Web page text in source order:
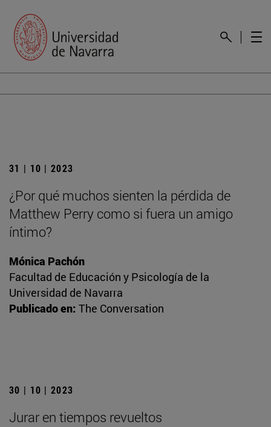
31 | 10 | 2023
¿Por qué muchos sienten la pérdida de
Matthew Perry como si fuera un amigo
íntimo?
Mónica Pachón
Facultad de Educación y Psicología de la
Universidad de Navarra
Publicado en: The Conversation
30 | 10 | 2023
Jurar en tiempos revueltos